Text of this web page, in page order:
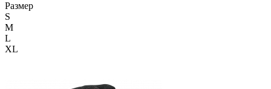
Размер
S
M
L
XL